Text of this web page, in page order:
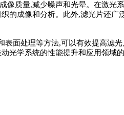
质量,减少噪声和光晕。在激
成像和分析。此外,滤光片还广
面处理等方法,可以有效提高滤
光学系统的性能提升和应用领域的